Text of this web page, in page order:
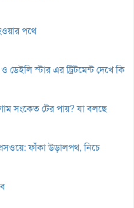
পথে
স্টার এর ট্রিটমেন্ট দেখে কি
সংকেত টের পায়? যা বলছে
ফাঁকা উড়ালপথ, নিচে